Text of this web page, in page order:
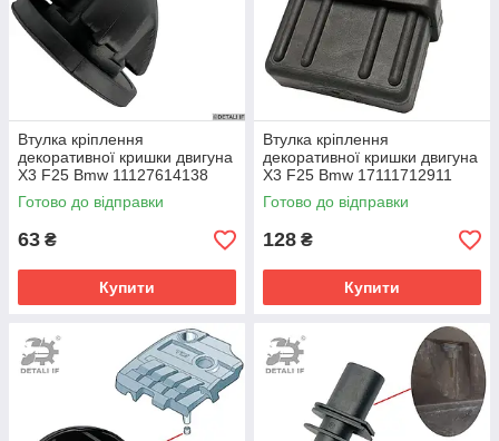
Втулка кріплення
декоративної кришки двигуна
X3 F25 Bmw 11127614138
Готово до відправки
63 ₴
Купити
Втулка кріплення
декоративної кришки двигуна
X3 F25 Bmw 17111712911
Готово до відправки
128 ₴
Купити